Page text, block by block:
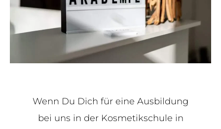
Wenn Du Dich für eine Ausbildung
bei uns in der Kosmetikschule in